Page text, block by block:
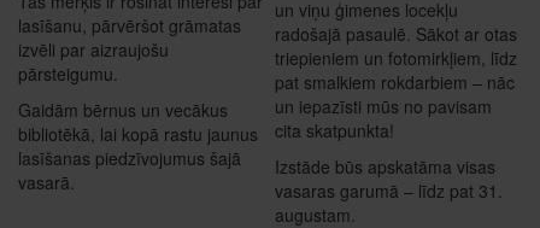
lasīšanu, pārvēršot grāmatas
izvēli par aizraujošu
pārsteigumu.
Gaidām bērnus un vecākus
bibliotēkā, lai kopā rastu jaunus
lasīšanas piedzīvojumus šajā
vasarā.
un viņu ģimenes locekļu
radošajā pasaulē. Sākot ar otas
triepieniem un fotomirkļiem, līdz
pat smalkiem rokdarbiem – nāc
un iepazīsti mūs no pavisam
cita skatpunkta!
Izstāde būs apskatāma visas
vasaras garumā – līdz pat 31.
augustam.